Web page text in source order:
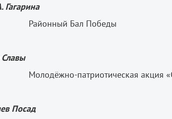
Бал Победы
патриотическая акция
Посад